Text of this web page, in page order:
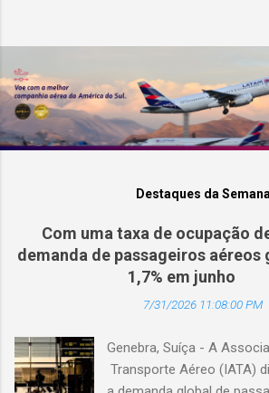
Destaques da
Com uma taxa de ocupação
demanda de passageiros aéreos
1,7% em junho
7/31/2026 11:08:00 PM
Genebra, Suíça - A
Transporte Aéreo (IATA)